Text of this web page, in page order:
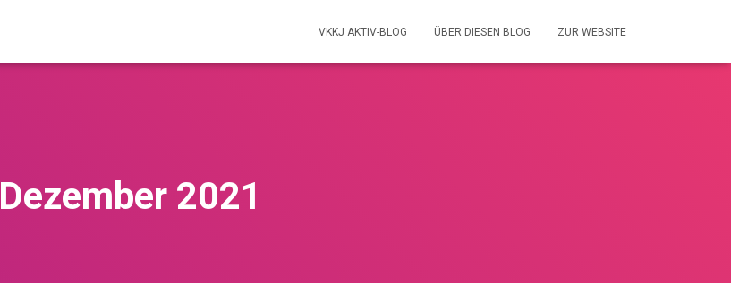
VKKJ AKTIV-BLOG ÜBER DIESEN BLOG ZUR WEBSITE
Dezember 2021